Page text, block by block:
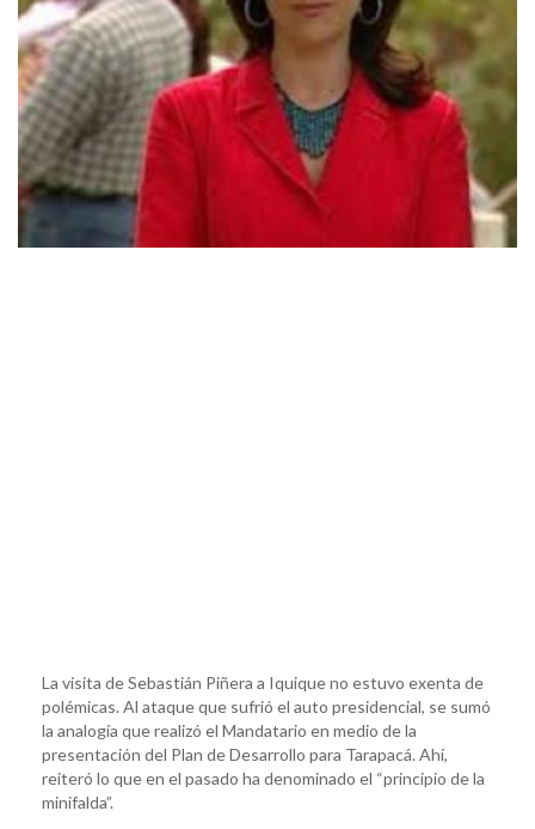
La visita de Sebastián Piñera a Iquique no estuvo exenta de
polémicas. Al ataque que sufrió el auto presidencial, se sumó
la analogía que realizó el Mandatario en medio de la
presentación del Plan de Desarrollo para Tarapacá. Ahí,
reiteró lo que en el pasado ha denominado el “principio de la
minifalda”.